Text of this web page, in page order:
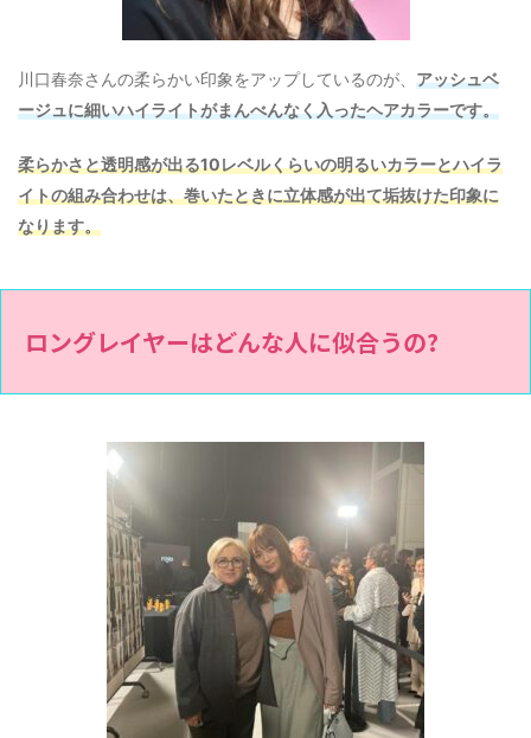
川口春奈さんの柔らかい印象をアップしているのが、 アッシュベ
ージュに細いハイライトがまんべんなく入ったヘアカラーです。
柔らかさと透明感が出る10レベルくらいの明るいカラーとハイラ
イトの組み合わせは、巻いたときに立体感が出て垢抜けた印象に
なります。
ロングレイヤーはどんな人に似合うの?